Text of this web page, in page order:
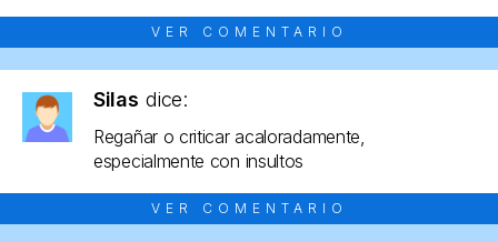
VER COMENTARIO
Silas dice:
Regañar o criticar acaloradamente,
especialmente con insultos
VER COMENTARIO